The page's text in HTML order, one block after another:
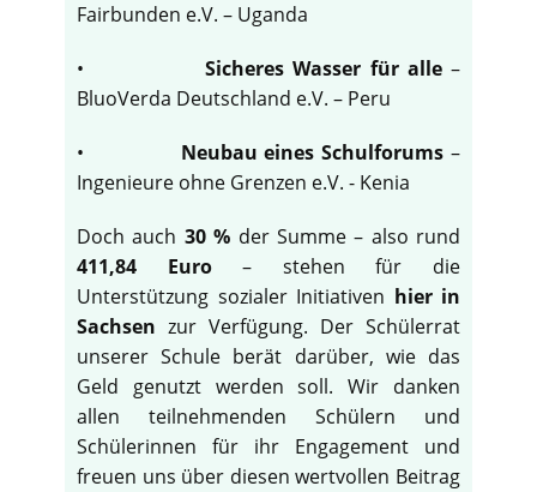
Fairbunden e.V. – Uganda
•Sicheres Wasser für alle–
BluoVerda Deutschland e.V. – Peru
• Neubau eines Schulforums –
Ingenieure ohne Grenzen e.V. - Kenia
Doch auch 30 % der Summe – also rund
411,84 Euro– stehen für die
Unterstützung sozialer Initiativen hier in
Sachsen zur Verfügung. Der Schülerrat
unserer Schule berät darüber, wie das
Geld genutzt werden soll. Wir danken
allen teilnehmenden Schülern und
Schülerinnen für ihr Engagement und
freuen uns über diesen wertvollen Beitrag